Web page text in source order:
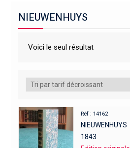
NIEUWENHUYS
Voici le seul résultat
Réf : 14162
NIEUWENHUYS
1843